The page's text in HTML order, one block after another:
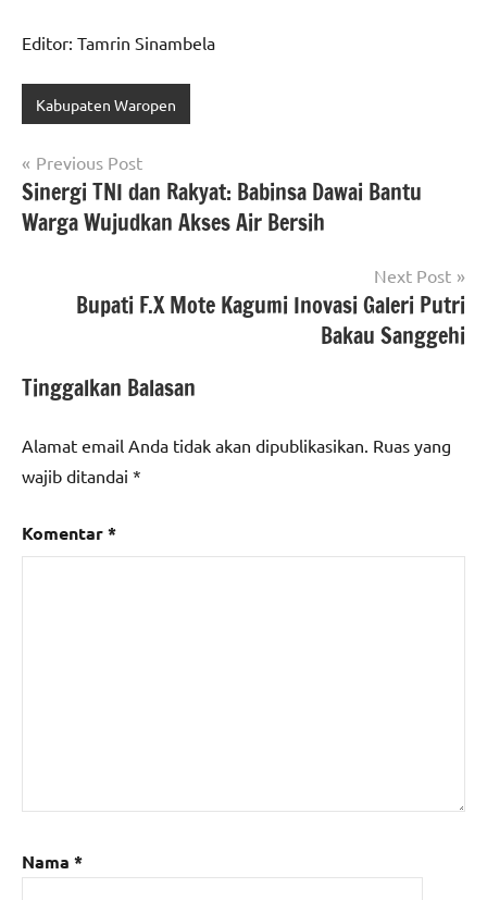
Editor: Tamrin Sinambela
Kabupaten Waropen
Navigasi
pos
Previous Post
Sinergi TNI dan Rakyat: Babinsa Dawai Bantu
Warga Wujudkan Akses Air Bersih
Next Post
Bupati F.X Mote Kagumi Inovasi Galeri Putri
Bakau Sanggehi
Tinggalkan Balasan
Alamat email Anda tidak akan dipublikasikan. Ruas yang
wajib ditandai *
Komentar*
Nama *